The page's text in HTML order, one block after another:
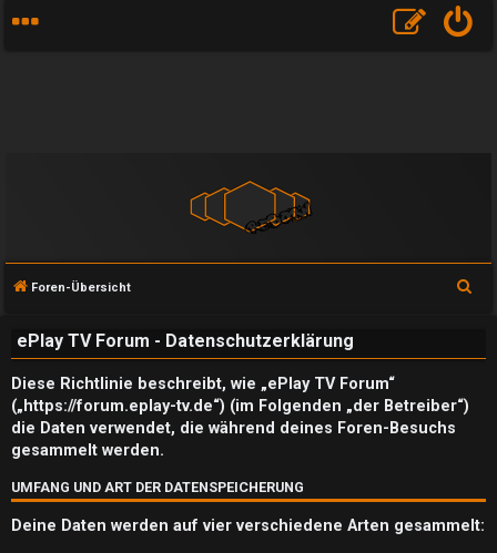
Foren-Übersicht
ePlay TV Forum - Datenschutzerklärung
Diese Richtlinie beschreibt, wie „ePlay TV Forum“
(„https://forum.eplay-tv.de“) (im Folgenden „der Betreiber“)
die Daten verwendet, die während deines Foren-Besuchs
gesammelt werden.
UMFANG UND ART DER DATENSPEICHERUNG
Deine Daten werden auf vier verschiedene Arten gesammelt: